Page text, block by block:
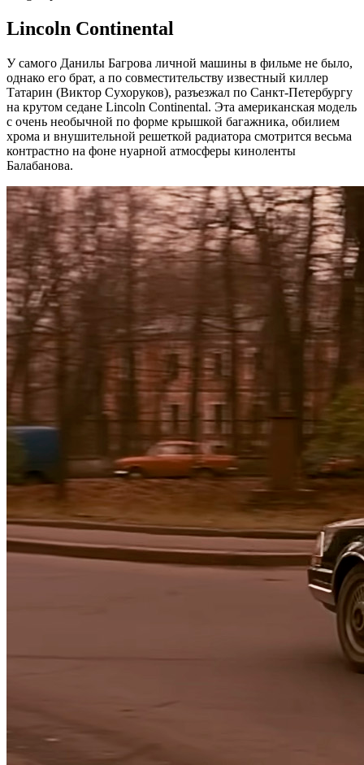
Lincoln Continental
У самого Данилы Багрова личной машины в фильме не было,
однако его брат, а по совместительству известный киллер
Татарин (Виктор Сухоруков), разъезжал по Санкт-Петербургу
на крутом седане Lincoln Continental. Эта американская модель
с очень необычной по форме крышкой багажника, обилием
хрома и внушительной решеткой радиатора смотрится весьма
контрастно на фоне нуарной атмосферы киноленты
Балабанова.